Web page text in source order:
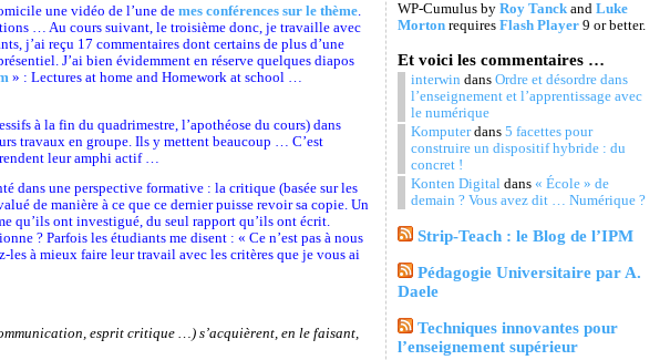
une vidéo de l’une de mes conférences sur le thème.
… Au cours suivant, le troisième donc, je travaille avec
j’ai reçu 17 commentaires dont certains de plus d’une
J’ai bien évidemment en réserve quelques diapos
» : Lectures at home and Homework at school …
à la fin du quadrimestre, l’apothéose du cours) dans
travaux en groupe. Ils y mettent beaucoup … C’est
leur amphi actif …
dans une perspective formative : la critique (basée sur les
de manière à ce que ce dernier puisse revoir sa copie. Un
qu’ils ont investigué, du seul rapport qu’ils ont écrit.
? Parfois les étudiants me disent : « Ce n’est pas à nous
les à mieux faire leur travail avec les critères que je vous ai
esprit critique …) s’acquièrent, en le faisant,
WP-Cumulus by Roy Tanckand Luke
Mortonrequires Flash Player9 or better.
Et voici les commentaires …
interwin dans Ordre et désordre dans
l’enseignement et l’apprentissage avec
le numérique
Komputerdans 5 facettes pour
construire un dispositif hybride : du
concret !
Konten Digitaldans « École » de
demain ? Vous avez dit … Numérique ?
Strip-Teach : le Blog de l’IPM
Pédagogie Universitaire par A.
Daele
Techniques innovantes pour
l’enseignement supérieur